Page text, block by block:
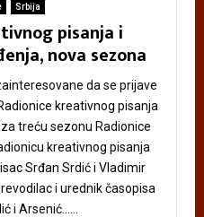
Srbija
pisanja i
nova sezona
da se prijave
kreativnog pisanja
treću sezonu Radionice
kreativnog pisanja
Srđan Srdić i Vladimir
i urednik časopisa
i Arsenić......